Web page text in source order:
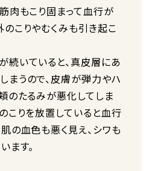
肉もこり固まって血行が
こりやむくみも引き起こ
続いていると、真皮層にあ
まうので、皮膚が弾力やハ
のたるみが悪化してしま
こりを放置していると血行
の血色も悪く見え、シワも
ます。